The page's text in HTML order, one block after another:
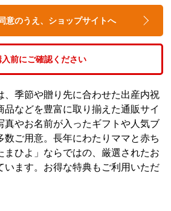
意のうえ、ショップサイトへ
入前にご確認ください
、季節や贈り先に合わせた出産内祝
品などを豊富に取り揃えた通販サイ
真やお名前が入ったギフトや人気ブ
数ご用意。長年にわたりママと赤ち
まひよ」ならではの、厳選されたお
います。お得な特典もご利用いただ